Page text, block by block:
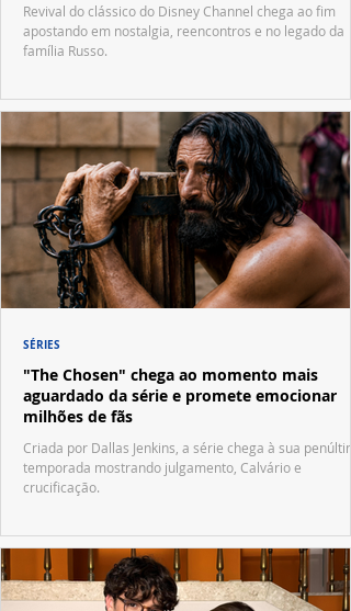
Revival do clássico do Disney Channel chega ao fim
apostando em nostalgia, reencontros e no legado da
família Russo.
"The Chosen" chega ao momento mais
aguardado da série e promete emocionar
milhões de fãs
Criada por Dallas Jenkins, a série chega à sua
temporada mostrando julgamento, Calvário e
crucificação.
SÉRIES